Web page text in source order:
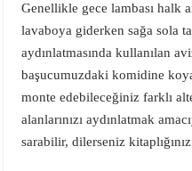
Genellikle gece lambası halk
lavaboya giderken sağa sola
aydınlatmasında kullanılan
başucumuzdaki komidine
monte edebileceğiniz farklı
alanlarınızı aydınlatmak
sarabilir, dilerseniz